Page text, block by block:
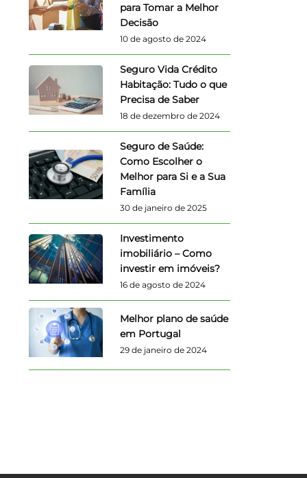
para Tomar a Melhor
Decisão
10 de agosto de 2024
Seguro Vida Crédito
Habitação: Tudo o que
Precisa de Saber
18 de dezembro de 2024
Seguro de Saúde:
Como Escolher o
Melhor para Si e a Sua
Família
30 de janeiro de 2025
Investimento
imobiliário – Como
investir em imóveis?
16 de agosto de 2024
Melhor plano de saúde
em Portugal
29 de janeiro de 2024